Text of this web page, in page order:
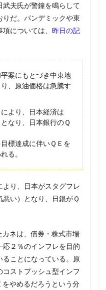
夫氏が警鐘を鳴らして
だ。パンデミックや東
については、 昨日の記
案にもとづき中東地
、原油価格は急騰す
より、日本経済は
なり、日本銀行のＱ
標達成に伴いＱＥを
る。
り、日本がスタグフレ
い）となり、日銀がＱ
カネは、債券・株式市場
２％のインフレを目的
ることになっている。原
ストプッシュ型インフ
をやめるだろうという分